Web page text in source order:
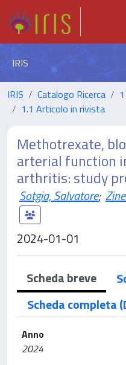
IRIS
IRIS Catalogo Ricerca
1.1 Articolo in rivista
Methotrexate,
arterial function
arthritis: study
Sotgia, Salvatore;
2024-01-01
Scheda breve
Scheda completa
Anno
2024